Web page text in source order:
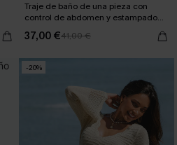
Traje de baño de una pieza con
control de abdomen y estampado
37,00 €41,00 €
-20%